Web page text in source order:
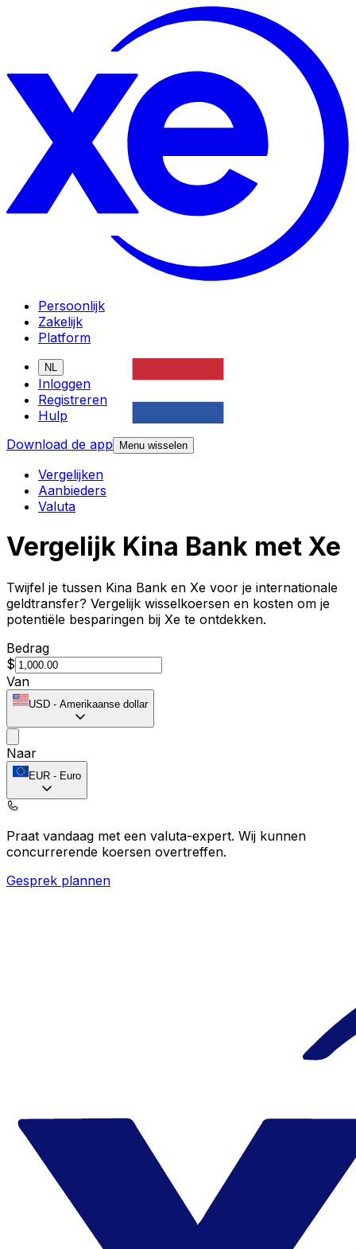
Persoonlijk
Zakelijk
Platform
NL
Inloggen
Registreren
Hulp
Download de app
Menu wisselen
Vergelijken
Aanbieders
Valuta
Vergelijk Kina Bank met Xe
Twijfel je tussen Kina Bank en Xe voor je internationale
geldtransfer? Vergelijk wisselkoersen en kosten om je
potentiële besparingen bij Xe te ontdekken.
Bedrag
$
Van
USD - Amerikaanse dollar
Naar
EUR - Euro
Praat vandaag met een valuta-expert. Wij kunnen
concurrerende koersen overtreffen.
Gesprek plannen